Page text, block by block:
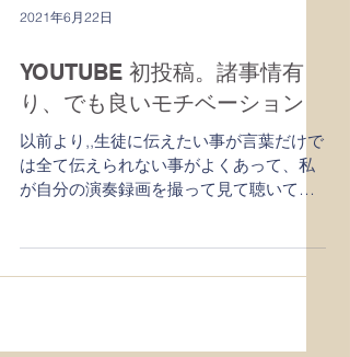
2021年6月22日
YOUTUBE 初投稿。諸事情有
り、でも良いモチベーション
以前より,,生徒に伝えたい事が言葉だけで
は全て伝えられない事がよくあって、私
が自分の演奏録画を撮って見て聴いて貰